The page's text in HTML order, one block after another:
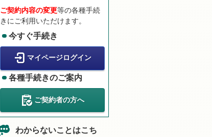
ご契約内容の変更等の各種手続
きにご利用いただけます。
今すぐ手続き
マイページログイン
各種手続きのご案内
ご契約者の方へ
わからないことはこち